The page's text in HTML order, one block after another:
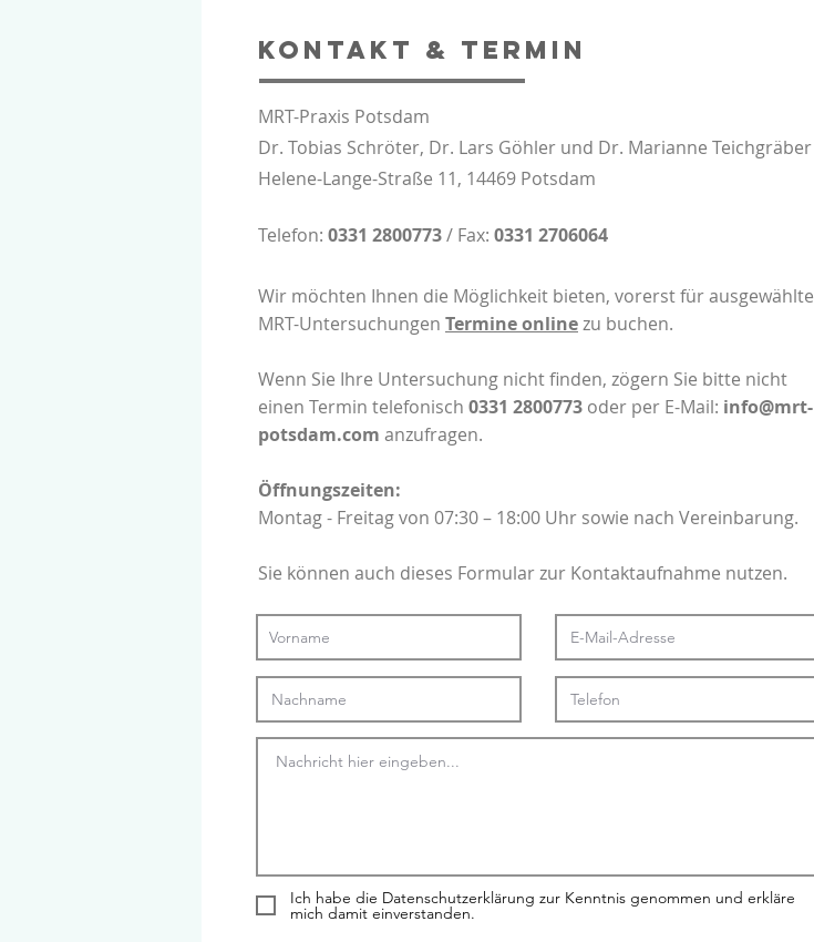
Kontakt & Termin
MRT-Praxis Potsdam
Dr. Tobias Schröter, Dr. Lars Göhler und Dr. Marianne Teichgräber
Helene-Lange-Straße 11, 14469 Potsdam
Telefon: 0331 2800773/ Fax: 0331 2706064
Wir möchten Ihnen die Möglichkeit bieten, vorerst für ausgewählte
MRT-Untersuchungen Termine onlinezu buchen.
Wenn Sie Ihre Untersuchung nicht finden, zögern Sie bitte nicht
einen Termin telefonisch 0331 2800773 oder per E-Mail: info@mrt-
potsdam.com anzufragen.
Öffnungszeiten:
Montag - Freitag von 07:30 – 18:00 Uhr sowie nach Vereinbarung.
Sie können auch dieses Formular zur Kontaktaufnahme nutzen.
Ich habe die Datenschutzerklärung zur Kenntnis genommen und erkläre
mich damit einverstanden.